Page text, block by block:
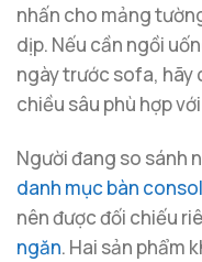
nhấn cho mảng
dịp. Nếu cần ngồi
ngày trước sofa, hãy
chiều sâu phù hợp
Người đang so sánh
danh mục bàn
nên được đối chiếu
ngăn. Hai sản phẩm